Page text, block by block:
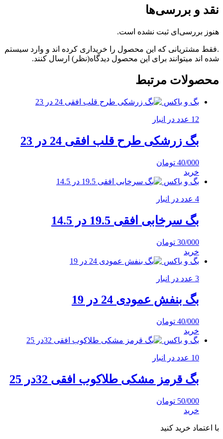
نقد و بررسی‌ها
هنوز بررسی‌ای ثبت نشده است.
.فقط مشتریانی که این محصول را خریداری کرده اند و وارد سیستم
شده اند میتوانند برای این محصول دیدگاه(نظر) ارسال کنند.
محصولات مرتبط
بگ و باکس
12 عدد در انبار
بگ زرشکی طرح قلب افقی 24 در 23
40/000 تومان
خرید
بگ و باکس
4 عدد در انبار
بگ سرخابی افقی 19.5 در 14.5
30/000 تومان
خرید
بگ و باکس
3 عدد در انبار
بگ بنفش عمودی 24 در 19
40/000 تومان
خرید
بگ و باکس
10 عدد در انبار
بگ قرمز مشکی طلاکوب افقی 32در 25
50/000 تومان
خرید
با اعتماد خرید کنید